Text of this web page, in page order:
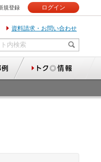
規登録 ログイン
資料請求・お問い合わせ